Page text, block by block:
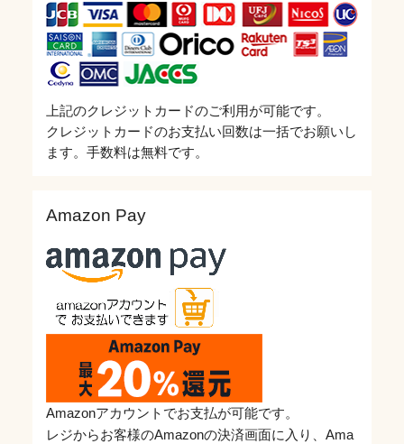
上記のクレジットカードのご利用が可能です。
クレジットカードのお支払い回数は一括でお願いし
ます。手数料は無料です。
Amazon Pay
Amazonアカウントでお支払が可能です。
レジからお客様のAmazonの決済画面に入り、Ama